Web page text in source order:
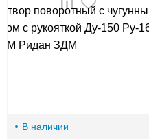
В наличии